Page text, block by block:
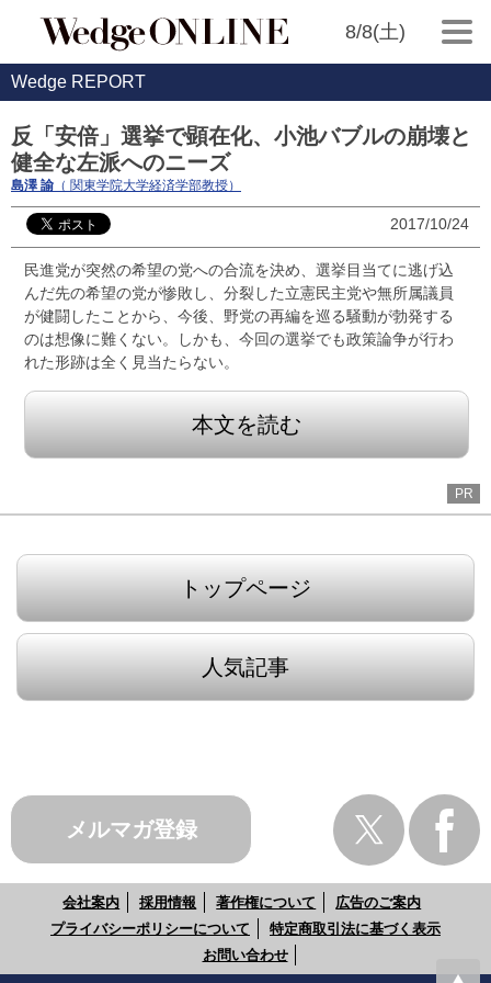
8/8(土)
Wedge REPORT
反「安倍」選挙で顕在化、小池バブルの崩壊と
健全な左派へのニーズ
島澤 諭 （ 関東学院大学経済学部教授）
2017/10/24
民進党が突然の希望の党への合流を決め、選挙目当てに逃げ込
んだ先の希望の党が惨敗し、分裂した立憲民主党や無所属議員
が健闘したことから、今後、野党の再編を巡る騒動が勃発する
のは想像に難くない。しかも、今回の選挙でも政策論争が行わ
れた形跡は全く見当たらない。
本文を読む
PR
トップページ
人気記事
メルマガ登録
会社案内 採用情報 著作権について
広告のご案内
プライバシーポリシーについて
特定商取引法に基づく表示
お問い合わせ